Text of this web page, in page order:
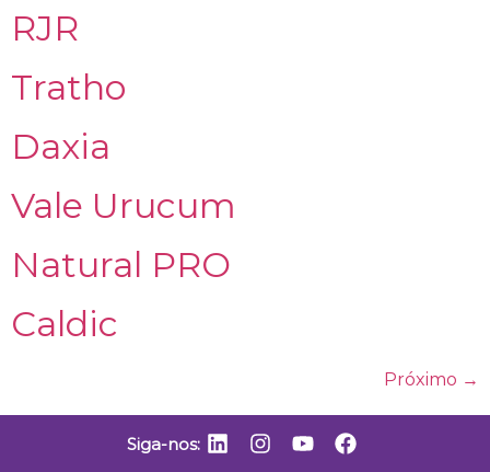
RJR
Tratho
Daxia
Vale Urucum
Natural PRO
Caldic
Próximo →
Siga-nos: